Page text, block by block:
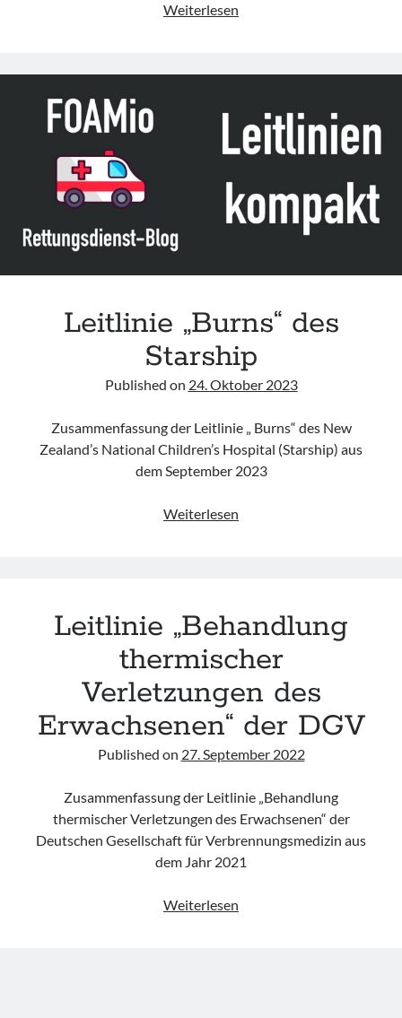
Weiterlesen
Verletzungen
Kindesalter
(Verbrennung,
Verbrühung)“
DGKCH
(Update
Leitlinie „Burns“ des
Starship
Published on 24. Oktober 2023
Zusammenfassung der Leitlinie „ Burns“ des New
Zealand’s National Children’s Hospital (Starship) aus
dem September 2023
Weiterlesen
Leitlinie „Behandlung
thermischer
Verletzungen des
Erwachsenen“ der DGV
Published on 27. September 2022
Zusammenfassung der Leitlinie „Behandlung
thermischer Verletzungen des Erwachsenen“ der
Deutschen Gesellschaft für Verbrennungsmedizin aus
dem Jahr 2021
Weiterlesen